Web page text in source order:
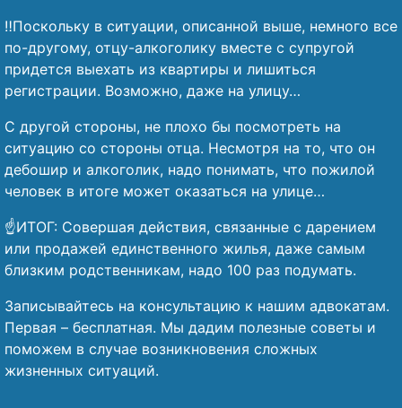
‼️Поскольку в ситуации, описанной выше, немного все
по-другому, отцу-алкоголику вместе с супругой
придется выехать из квартиры и лишиться
регистрации. Возможно, даже на улицу…
С другой стороны, не плохо бы посмотреть на
ситуацию со стороны отца. Несмотря на то, что он
дебошир и алкоголик, надо понимать, что пожилой
человек в итоге может оказаться на улице…
☝️ИТОГ: Совершая действия, связанные с дарением
или продажей единственного жилья, даже самым
близким родственникам, надо 100 раз подумать.
Записывайтесь на консультацию к нашим адвокатам.
Первая – бесплатная. Мы дадим полезные советы и
поможем в случае возникновения сложных
жизненных ситуаций.